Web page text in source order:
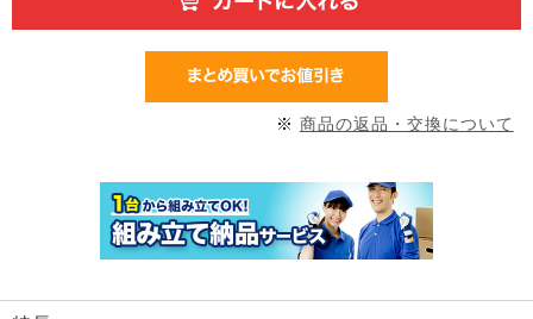
※ 商品の返品・交換について